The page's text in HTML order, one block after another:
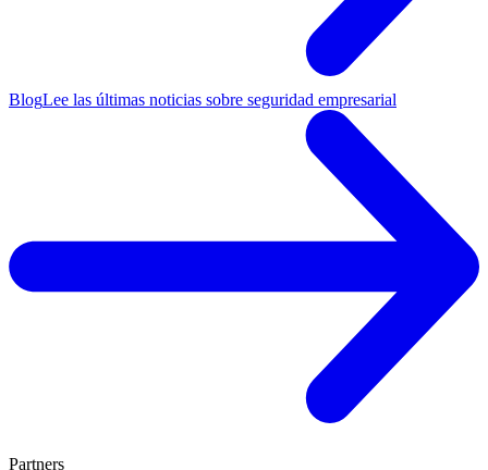
BlogLee las últimas noticias sobre seguridad empresarial
Partners